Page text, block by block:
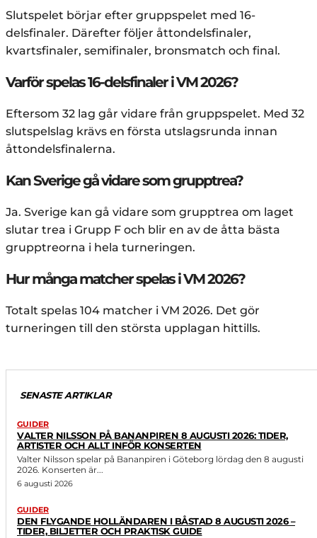
Slutspelet börjar efter gruppspelet med 16-
delsfinaler. Därefter följer åttondelsfinaler,
kvartsfinaler, semifinaler, bronsmatch och final.
Varför spelas 16-delsfinaler i VM 2026?
Eftersom 32 lag går vidare från gruppspelet. Med 32
slutspelslag krävs en första utslagsrunda innan
åttondelsfinalerna.
Kan Sverige gå vidare som grupptrea?
Ja. Sverige kan gå vidare som grupptrea om laget
slutar trea i Grupp F och blir en av de åtta bästa
grupptreorna i hela turneringen.
Hur många matcher spelas i VM 2026?
Totalt spelas 104 matcher i VM 2026. Det gör
turneringen till den största upplagan hittills.
SENASTE ARTIKLAR
GUIDER
VALTER NILSSON PÅ BANANPIREN 8 AUGUSTI 2026: TIDER,
ARTISTER OCH ALLT INFÖR KONSERTEN
Valter Nilsson spelar på Bananpiren i Göteborg lördag den 8 augusti
2026. Konserten är...
6 augusti 2026
GUIDER
DEN FLYGANDE HOLLÄNDAREN I BÅSTAD 8 AUGUSTI 2026 –
TIDER, BILJETTER OCH PRAKTISK GUIDE